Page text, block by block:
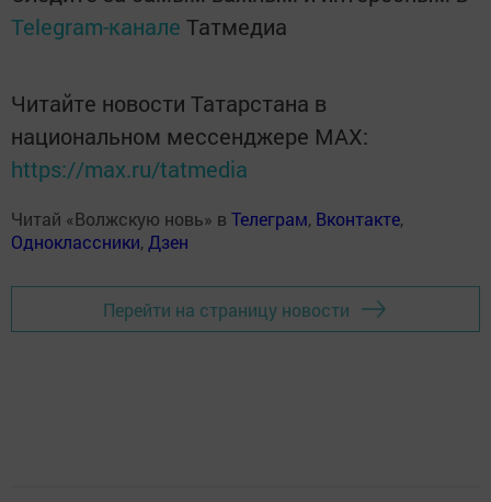
Telegram-канале Татмедиа
Читайте новости Татарстана в
национальном мессенджере MАХ:
https://max.ru/tatmedia
Читай «Волжскую новь» в Телеграм, Вконтакте,
Одноклассники, Дзен
Перейти на страницу новости